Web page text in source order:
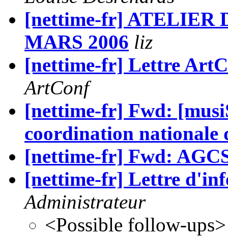
[nettime-fr] ATELIER
MARS 2006 liz
[nettime-fr] Lettre
ArtConf
[nettime-fr] Fwd:
coordination nationale
[nettime-fr] Fwd:
[nettime-fr] Lettre
Administrateur
<Possible follow-ups>